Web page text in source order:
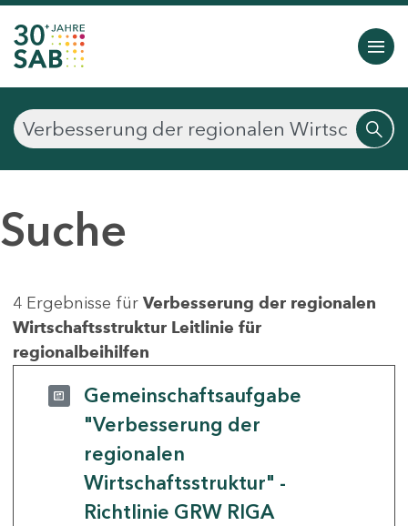
Suche
4 Ergebnisse für Verbesserung der regionalen
Wirtschaftsstruktur Leitlinie für
regionalbeihilfen
Gemeinschaftsaufgabe
"Verbesserung der
regionalen
Wirtschaftsstruktur" -
Richtlinie GRW RIGA